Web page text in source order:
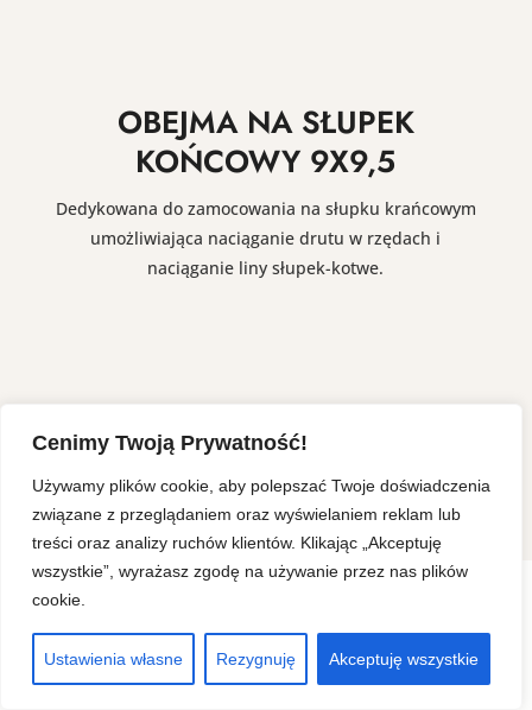
Cenimy Twoją Prywatność!
Używamy plików cookie, aby polepszać Twoje doświadczenia
związane z przeglądaniem oraz wyświelaniem reklam lub
treści oraz analizy ruchów klientów. Klikając „Akceptuję
wszystkie”, wyrażasz zgodę na używanie przez nas plików
cookie.
Ustawienia własne Rezygnuję Akceptuję wszystkie
OBEJMA NA SŁUPEK
KOŃCOWY 9X9,5
Dedykowana do zamocowania na słupku krańcowym
umożliwiająca naciąganie drutu w rzędach i
naciąganie liny słupek-kotwe.
Ta strona korzysta z ciasteczek aby świadczyć usługi na
że zgadzasz się na ich użycie.
Zgoda